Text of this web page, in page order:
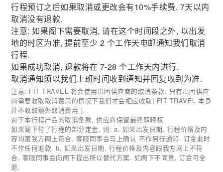
行程预订之后如果取消或更改会有10%手续费. 7天以内
取消没有退款.
注意: 如果阁下需要取消, 请在这个时间段之外, 以出发
地的时区为准, 提前至少 2 个工作天电邮通知我们取消
行程.
如果成功取消, 退款将在 7-28 个工作天内进行.
取消通知须以我们上班时间收到通知并回复收到为准.
注意: FIT TRAVEL 将会使用出团供应商的取消条款. 只有出团供应
商需要收取取消费用的情况下我们才会相应收取( FIT TRAVEL 本身
并不收取额外取消费用 ).
对于本行程产品的取消条款, 供应商保留最终解释权.
如果阁下付了行程的部分定金, 则: a, 如果出发日期, 行程价格及内
容均跟我方网上符合, 客服同事会马上确认 不作另行通知. 订金此时
不作任何退款. b, 如果出发日期, 行程价格及内容跟我方网上不符
合, 客服同事会向阁下提出所以替代方案, 如阁下不同意, 订金可全
退.